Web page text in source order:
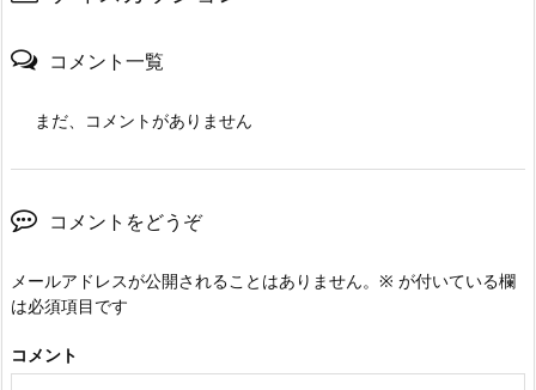
コメント一覧
まだ、コメントがありません
コメントをどうぞ
メールアドレスが公開されることはありません。 ※ が付いている欄
は必須項目です
コメント